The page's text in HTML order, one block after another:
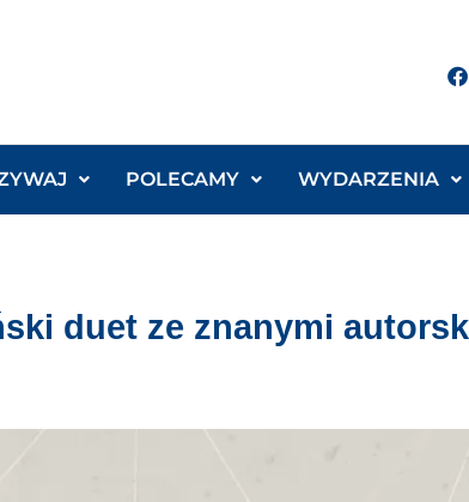
POLECAMY WYDARZENIA
duet ze znanymi